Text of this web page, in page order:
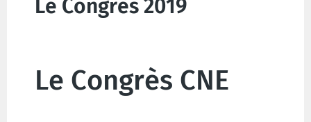
Le Congrès 2019
Le Congrès CNE